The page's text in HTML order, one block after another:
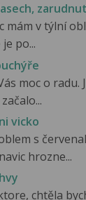
mám v týlní
po...
moc o radu.
vicko
s
hrozne...
chtěla